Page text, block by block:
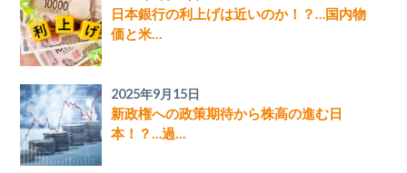
日本銀行の利上げは近いのか！？…国内物
価と米…
2025年9月15日
新政権への政策期待から株高の進む日
本！？…過…